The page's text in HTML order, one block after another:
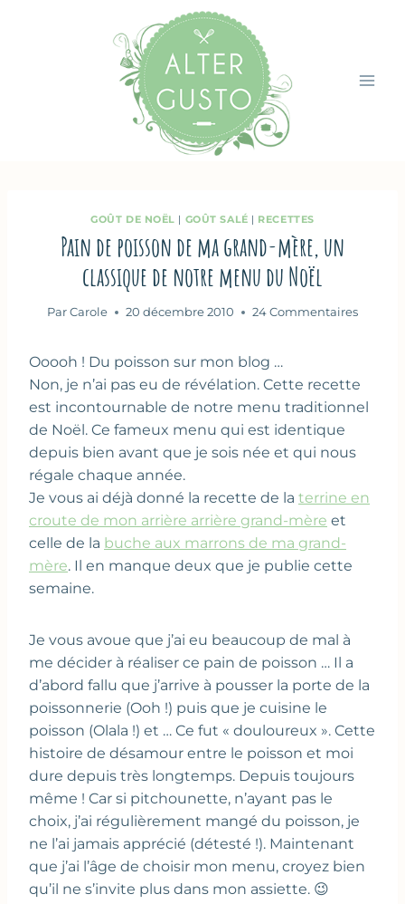
GOÛT DE NOËL | GOÛT SALÉ | RECETTES
Pain de poisson de ma grand-mère, un
classique de notre menu du Noël
Par Carole 20 décembre 2010 24 Commentaires
Ooooh ! Du poisson sur mon blog …
Non, je n’ai pas eu de révélation. Cette recette
est incontournable de notre menu traditionnel
de Noël. Ce fameux menu qui est identique
depuis bien avant que je sois née et qui nous
régale chaque année.
Je vous ai déjà donné la recette de la terrine en
croute de mon arrière arrière grand-mère et
celle de la buche aux marrons de ma grand-
mère. Il en manque deux que je publie cette
semaine.
Je vous avoue que j’ai eu beaucoup de mal à
me décider à réaliser ce pain de poisson … Il a
d’abord fallu que j’arrive à pousser la porte de la
poissonnerie (Ooh !) puis que je cuisine le
poisson (Olala !) et … Ce fut « douloureux ». Cette
histoire de désamour entre le poisson et moi
dure depuis très longtemps. Depuis toujours
même ! Car si pitchounette, n’ayant pas le
choix, j’ai régulièrement mangé du poisson, je
ne l’ai jamais apprécié (détesté !). Maintenant
que j’ai l’âge de choisir mon menu, croyez bien
qu’il ne s’invite plus dans mon assiette. 😉